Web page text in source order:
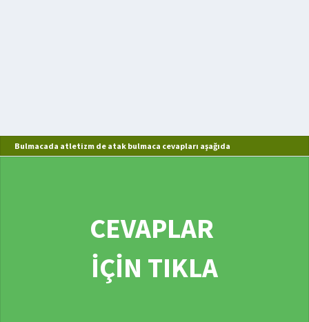
Bulmacada atletizm de atak bulmaca cevapları aşağıda
CEVAPLAR
İÇİN TIKLA